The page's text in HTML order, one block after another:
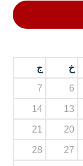
خ ج
6
7
13
14
20
21
27
28